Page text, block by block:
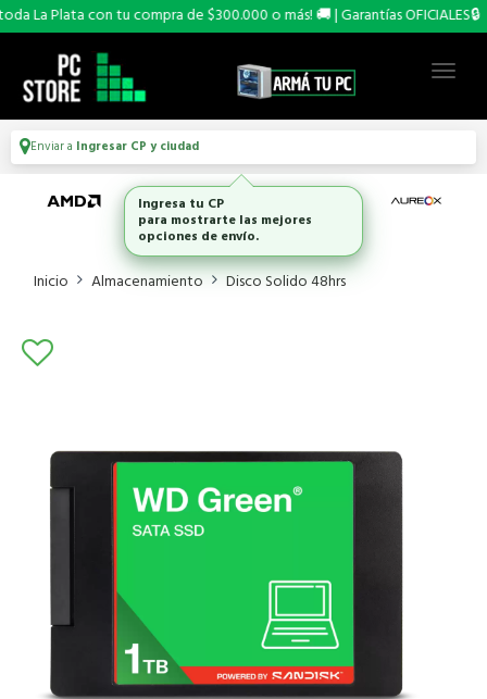
La Plata con tu compra de $300.000 o más! 🚚 | Garantías OFICIALES🔒
Enviar a Ingresar CP y ciudad
Inicio Almacenamiento Disco Solido 48hrs
Ingresa tu CP
para mostrarte las mejores
opciones de envío.